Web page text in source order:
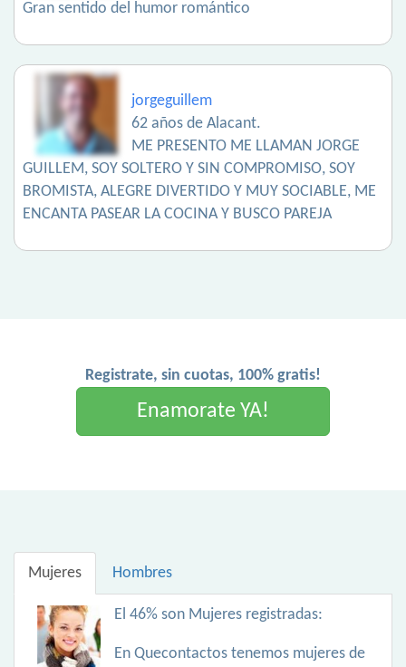
Gran sentido del humor romántico
jorgeguillem
62 años de Alacant.
ME PRESENTO ME LLAMAN JORGE
GUILLEM, SOY SOLTERO Y SIN COMPROMISO, SOY
BROMISTA, ALEGRE DIVERTIDO Y MUY SOCIABLE, ME
ENCANTA PASEAR LA COCINA Y BUSCO PAREJA
Registrate, sin cuotas, 100% gratis!
Enamorate YA!
Mujeres Hombres
El 46% son Mujeres registradas:
En Quecontactos tenemos mujeres de